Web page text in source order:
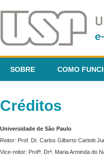
SOBRE COMO
Créditos
Universidade de São Paulo
Reitor: Prof. Dr. Carlos Gilberto Carlotti
Vice-reitor: Profª. Drª. Maria Arminda do